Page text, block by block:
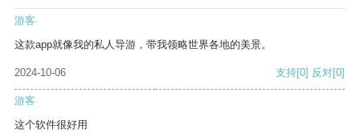
游客
这款app就像我的私人导游，带我领略世界各地的美景。
2024-10-06 支持[0] 反对[0]
游客
这个软件很好用